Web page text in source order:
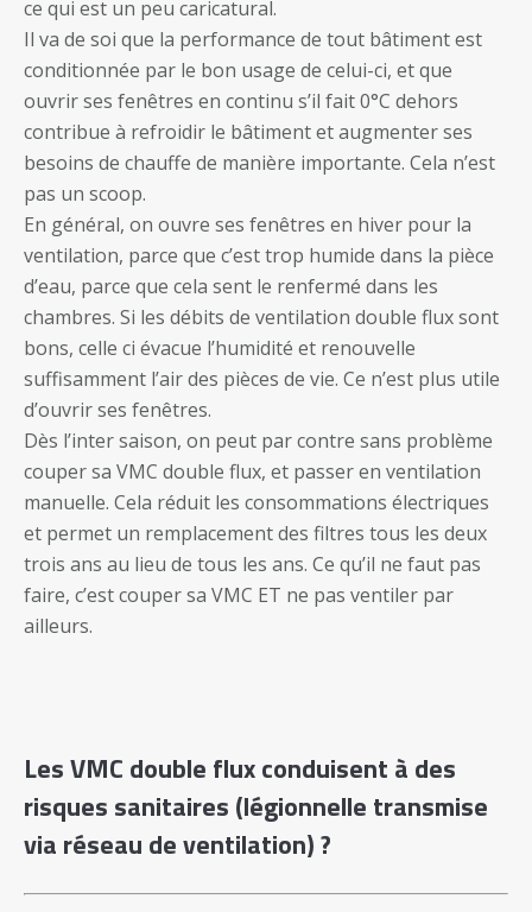
ce qui est un peu caricatural.
Il va de soi que la performance de tout bâtiment est
conditionnée par le bon usage de celui-ci, et que
ouvrir ses fenêtres en continu s’il fait 0°C dehors
contribue à refroidir le bâtiment et augmenter ses
besoins de chauffe de manière importante. Cela n’est
pas un scoop.
En général, on ouvre ses fenêtres en hiver pour la
ventilation, parce que c’est trop humide dans la pièce
d’eau, parce que cela sent le renfermé dans les
chambres. Si les débits de ventilation double flux sont
bons, celle ci évacue l’humidité et renouvelle
suffisamment l’air des pièces de vie. Ce n’est plus utile
d’ouvrir ses fenêtres.
Dès l’inter saison, on peut par contre sans problème
couper sa VMC double flux, et passer en ventilation
manuelle. Cela réduit les consommations électriques
et permet un remplacement des filtres tous les deux
trois ans au lieu de tous les ans. Ce qu’il ne faut pas
faire, c’est couper sa VMC ET ne pas ventiler par
ailleurs.
Les VMC double flux conduisent à des
risques sanitaires (légionnelle transmise
via réseau de ventilation) ?